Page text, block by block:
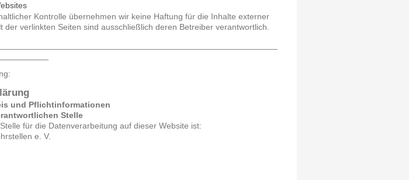
Kontrolle übernehmen wir keine Haftung für die Inhalte externer
der verlinkten Seiten sind ausschließlich deren Betreiber verantwortlich.
und Pflichtinformationen
Stelle
für die Datenverarbeitung auf dieser Website ist:
e. V.